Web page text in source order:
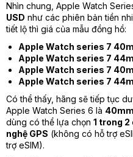
Nhìn chung, Apple Watch
USD như các phiên bản tiền
tiết lộ thì giá của mẫu đồng hồ:
Apple Watch series 7
Apple Watch series 7
Apple Watch series 7
Apple Watch series 7
Có thể thấy, hãng sẽ tiếp tục
Apple Watch Series 6 là
dùng có thể lựa chọn 1 trong 2
nghệ GPS (không có hỗ trợ
trợ eSIM).